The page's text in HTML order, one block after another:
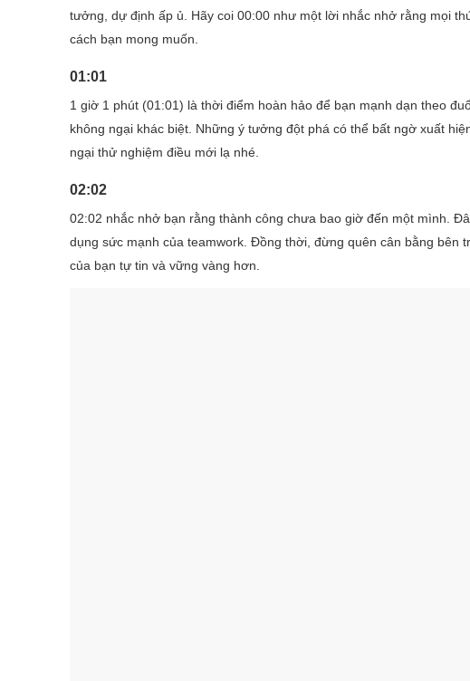
tưởng, dự định ấp ủ. Hãy coi 00:00 như một lời nhắc nhở rằng mọi
cách bạn mong muốn.
01:01
1 giờ 1 phút (01:01) là thời điểm hoàn hảo để bạn mạnh dạn theo
không ngại khác biệt. Những ý tưởng đột phá có thể bất ngờ xuất
ngại thử nghiệm điều mới lạ nhé.
02:02
02:02 nhắc nhở bạn rằng thành công chưa bao giờ đến một mình.
dụng sức mạnh của teamwork. Đồng thời, đừng quên cân bằng
của bạn tự tin và vững vàng hơn.